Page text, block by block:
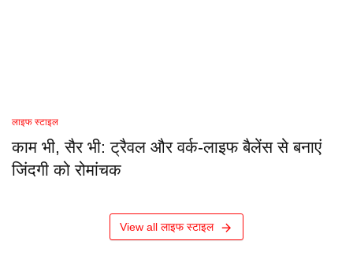
लाइफ स्टाइल
काम भी, सैर भी: ट्रैवल और वर्क-लाइफ बैलेंस से बनाएं
जिंदगी को रोमांचक
View all लाइफ स्टाइल